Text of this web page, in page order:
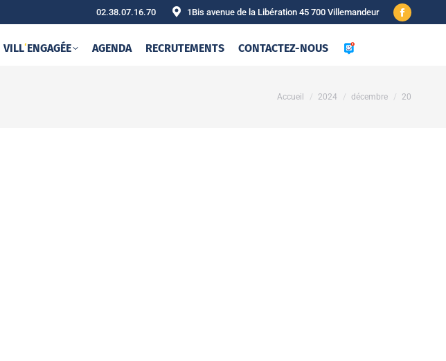
02.38.07.16.70 1Bis avenue de la Libération 45 700 Villemandeur
Facebook
new
VILL‘ENGAGÉE AGENDA RECRUTEMENTS CONTACTEZ-NOUS
Vous êtes ici :
Accueil 2024 décembre 20